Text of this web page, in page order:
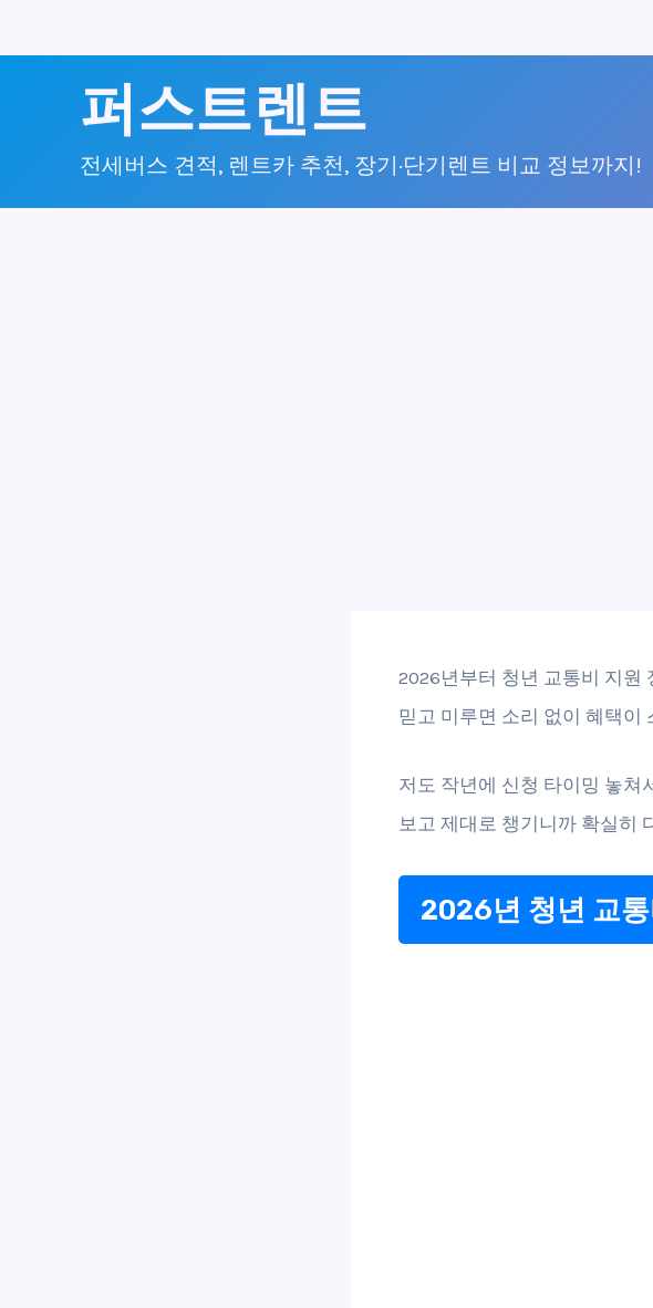
퍼스트렌트
전세버스 견적, 렌트카 추천, 장기·단기렌트 비교 정보까지!
2026년부터 청년 교통비 지원
믿고 미루면 소리 없이 혜택이
저도 작년에 신청 타이밍 놓쳐
보고 제대로 챙기니까 확실히
2026년 청년 교